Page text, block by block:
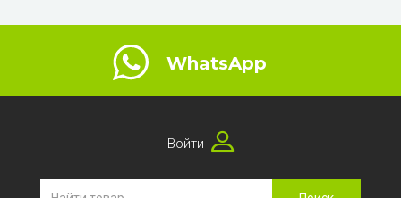
WhatsApp
Войти